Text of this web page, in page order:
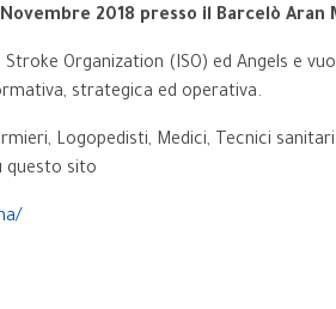
2018 presso il Barcelò Aran
Organization (ISO) ed Angels e
strategica ed operativa.
Logopedisti, Medici, Tecnici
questo sito